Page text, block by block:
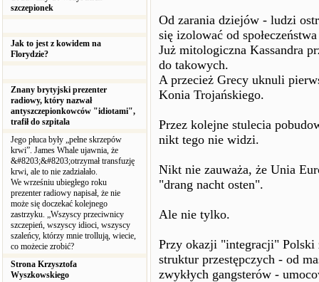
szczepionek
Jak to jest z kowidem na
Florydzie?
Znany brytyjski prezenter
radiowy, który nazwał
antyszczepionkowców "idiotami",
trafił do szpitala
Jego płuca były „pełne skrzepów
krwi”. James Whale ujawnia, że
&#8203;&#8203;otrzymał transfuzję
krwi, ale to nie zadziałało.
We wrześniu ubiegłego roku
prezenter radiowy napisał, że nie
może się doczekać kolejnego
zastrzyku. „Wszyscy przeciwnicy
szczepień, wszyscy idioci, wszyscy
szaleńcy, którzy mnie trollują, wiecie,
co możecie zrobić?
Strona Krzysztofa
Wyszkowskiego
Od zarania dziejów - ludzi
się izolować od
Już mitologiczna Kassandra
do takowych.
A przecież Grecy uknuli
Konia Trojańskiego.
Przez kolejne stulecia
nikt tego nie widzi.
Nikt nie zauważa, że Unia
"drang nacht osten".
Ale nie tylko.
Przy okazji "integracji" Polski
struktur przestępczych - od
zwykłych gangsterów -